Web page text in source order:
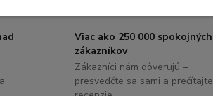
Viac ako 250 000 spokojných
zákazníkov
Zákazníci nám dôverujú –
presvedčte sa sami a